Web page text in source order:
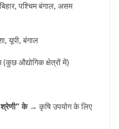
पश्चिम बंगाल, असम
यूपी, बंगाल
(कुछ औद्योगिक क्षेत्रों में)
के → कृषि उपयोग के लिए